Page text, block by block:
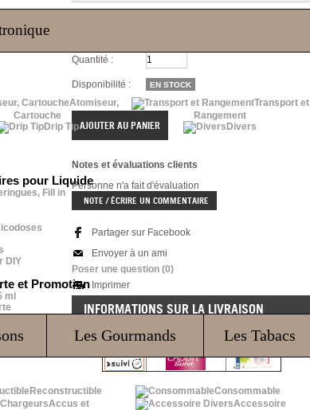
Atomiseur,
Cartouche
Drip Tip
Transport et
Rangement
Divers
pour Liquide
Fill in
DIY
et Promotion
ml
Les Gourmands Les Tabacs
Reconstructible
Accus et
Consommable
Accessoire
Quantité :
Disponibilité : EN STOCK
Notes et évaluations clients
Personne n'a fait d'évaluation
NOTE / ÉCRIRE UN COMMENTAIRE
Partager sur Facebook
Envoyer à un ami
Poser une question (0)
Imprimer
INFORMATIONS SUR LA LIVRAISON
Ce produit peut être livré par :
ColissimoSuivi internationalLettre suivie